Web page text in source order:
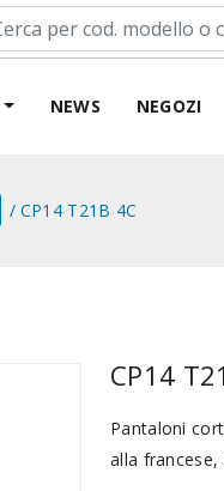
NEWS NEGOZI
CP14 T21B 4C
CP14
Pantaloni
alla